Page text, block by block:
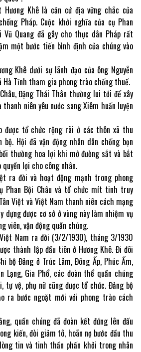
Hương Khê là căn cứ địa vững chắc của
Pháp. Cuộc khởi nghĩa của cụ Phan
Quang đã gây cho thực dân Pháp rất
một bước tiến bình định của chúng vào
Khê dưới sự lãnh đạo của ông Nguyễn
Hà Tĩnh tham gia phong trào chống thuế.
Đặng Thái Thân thường lui tới để xây
niên yêu nước sang Xiêm huấn luyện
được tổ chức rộng rãi ở các thôn xã thu
Hội đã vận động nhân dân chống bọn
thường hoa lợi khi mở đường sắt và bắt
lợi cho công nhân.
ra đời và hoạt động mạnh trong phong
Phan Bội Châu và tổ chức mít tinh truy
Việt và Việt Nam thanh niên cách mạng
dựng được cơ sở ở vùng này làm nhiệm vụ
viên, vận động quần chúng.
Nam ra đời (3/2/1930), tháng 3/1930
thành lập đầu tiên ở Hương Khê. Đi đôi
bộ Đảng ở Trúc Lâm, Đông Ấp, Phúc Ấm,
Lạng, Gia Phổ, các đoàn thể quần chúng
tự vệ, phụ nữ cũng được tổ chức. Đảng bộ
ra bước ngoặt mới với phong trào cách
quần chúng đã đoàn kết đứng lên đấu
kiến, đòi giảm tô, hoãn nợ bước đầu thu
tin và tinh thần phấn khởi trong nhân